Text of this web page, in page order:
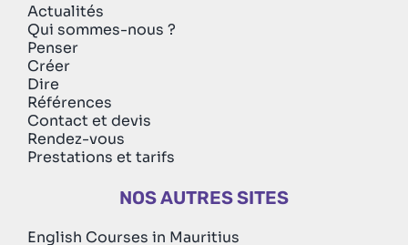
Actualités
Qui sommes-nous ?
Penser
Créer
Dire
Références
Contact et devis
Rendez-vous
Prestations et tarifs
NOS AUTRES SITES
English Courses in Mauritius